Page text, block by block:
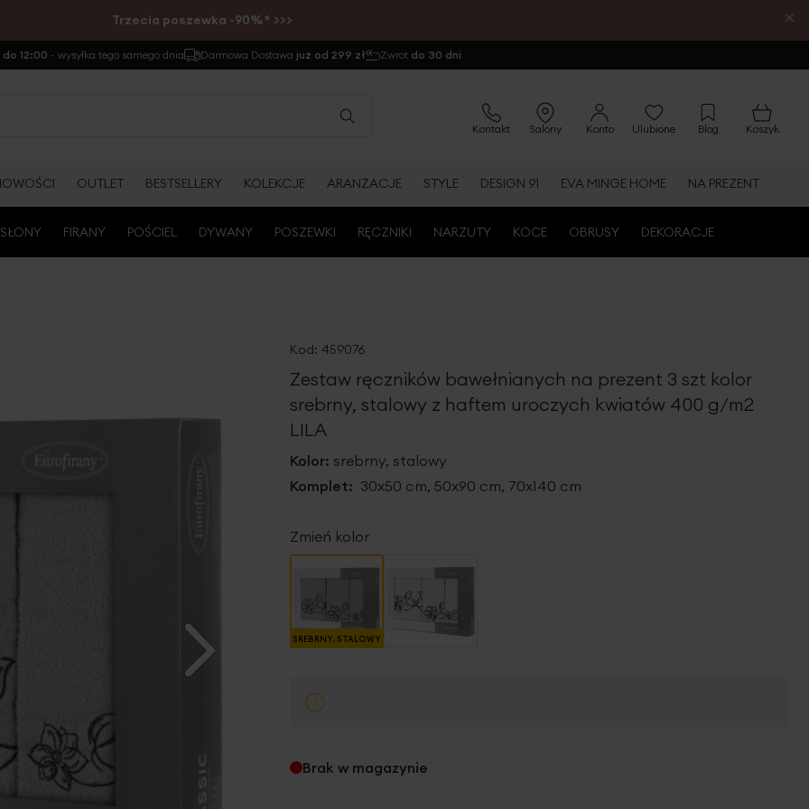
Trzecia poszewka -90%* >>> ×
12:00 - wysyłka tego samego dnia Darmowa Dostawa już od 299 zł Zwrot do 30 dni
Kontakt Salony Konto Ulubione Blog Koszyk
OUTLET BESTSELLERY KOLEKCJE ARANŻACJE STYLE DESIGN 91 EVA MINGE HOME NA PREZENT
FIRANY POŚCIEL DYWANY POSZEWKI RĘCZNIKI NARZUTY KOCE OBRUSY DEKORACJE
Kod: 459076
Zestaw ręczników bawełnianych na prezent 3 szt kolor
srebrny, stalowy z haftem uroczych kwiatów 400 g/m2
LILA
Kolor: srebrny, stalowy
Komplet: 30x50 cm, 50x90 cm, 70x140 cm
Zmień kolor
SREBRNY, STALOWY
Brak w magazynie